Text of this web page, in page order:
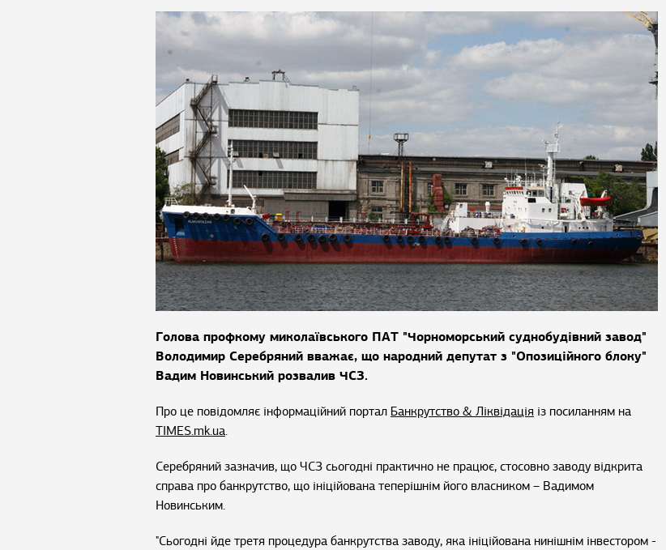
Голова профкому миколаївського ПАТ "Чорноморський суднобудівний завод"
Володимир Серебряний вважає, що народний депутат з "Опозиційного блоку"
Вадим Новинський розвалив ЧСЗ.
Про це повідомляє інформаційний портал Банкрутство & Ліквідація із посиланням на
TIMES.mk.ua.
Серебряний зазначив, що ЧСЗ сьогодні практично не працює, стосовно заводу відкрита
справа про банкрутство, що ініційована теперішнім його власником – Вадимом
Новинським.
"Сьогодні йде третя процедура банкрутства заводу, яка ініційована нинішнім інвестором -